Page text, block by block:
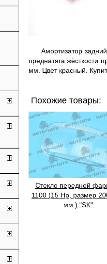
Амортизатор задний,
преднатяга жёсткости
мм. Цвет красный.
Похожие товары:
Cтекло передней
1100 (15 Hp, размер
мм.) "SK"